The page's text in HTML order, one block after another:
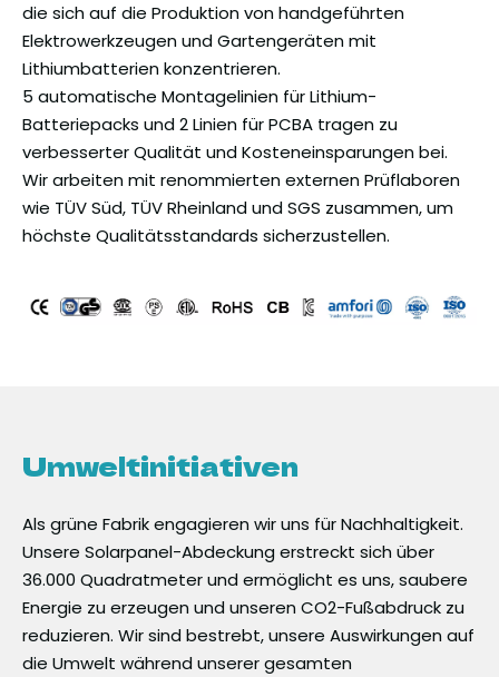
die sich auf die Produktion von handgeführten
Elektrowerkzeugen und Gartengeräten mit
Lithiumbatterien konzentrieren.
5 automatische Montagelinien für Lithium-
Batteriepacks und 2 Linien für PCBA tragen zu
verbesserter Qualität und Kosteneinsparungen bei.
Wir arbeiten mit renommierten externen Prüflaboren
wie TÜV Süd, TÜV Rheinland und SGS zusammen, um
höchste Qualitätsstandards sicherzustellen.
Umweltinitiativen
Als grüne Fabrik engagieren wir uns für Nachhaltigkeit.
Unsere Solarpanel-Abdeckung erstreckt sich über
36.000 Quadratmeter und ermöglicht es uns, saubere
Energie zu erzeugen und unseren CO2-Fußabdruck zu
reduzieren. Wir sind bestrebt, unsere Auswirkungen auf
die Umwelt während unserer gesamten